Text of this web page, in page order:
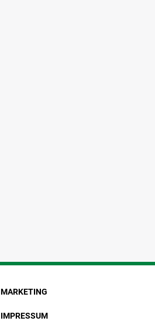
MARKETING
IMPRESSUM